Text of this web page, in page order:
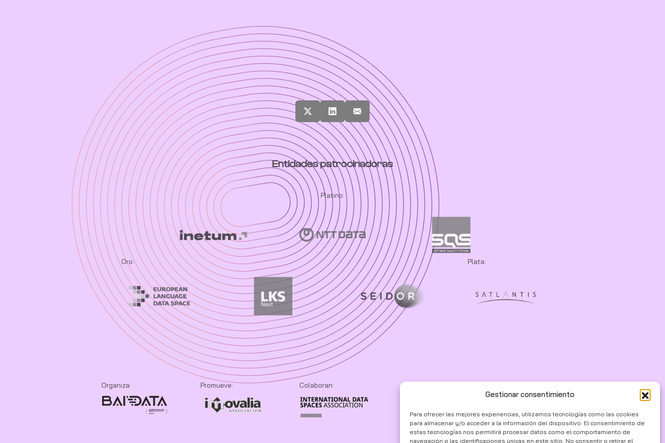
Gestionar consentimiento
Para ofrecer las mejores experiencias, utilizamos tecnologías como las cookies
para almacenar y/o acceder a la información del dispositivo. El consentimiento de
estas tecnologías nos permitirá procesar datos como el comportamiento de
navegación o las identificaciones únicas en este sitio. No consentir o retirar el
Entidades patrocinadoras
Platino:
Oro: Plata:
Organiza: Promueve: Colaboran: